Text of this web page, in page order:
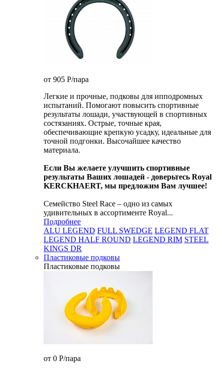
от 905 P/пара
Легкие и прочные, подковы для ипподромных
испытаний. Помогают повысить спортивные
результаты лошади, участвующей в спортивных
состязаниях. Острые, точные края,
обеспечивающие крепкую усадку, идеальные для
точной подгонки. Высочайшее качество
материала.
Если Вы желаете улучшить спортивные
результаты Ваших лошадей - доверьтесь Royal
KERCKHAERT, мы предложим Вам лучшее!
Семейство Steel Race – одно из самых
удивительных в ассортименте Royal...
Подробнее
ALU LEGEND FULL SWEDGE LEGEND FLAT
LEGEND HALF ROUND LEGEND RIM STEEL
KINGS DR
Пластиковые подковы
Пластиковые подковы
от 0 P/пара